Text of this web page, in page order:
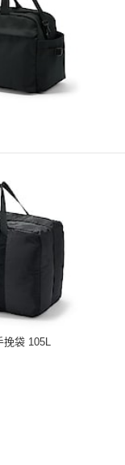
袋 105L